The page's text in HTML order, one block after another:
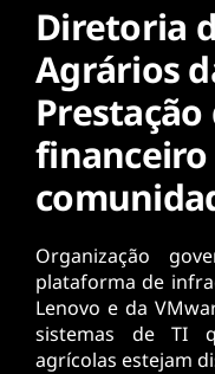
Diretoria
Agrários
Organização
plataforma de
Lenovo e da
sistemas de TI
agrícolas estejam